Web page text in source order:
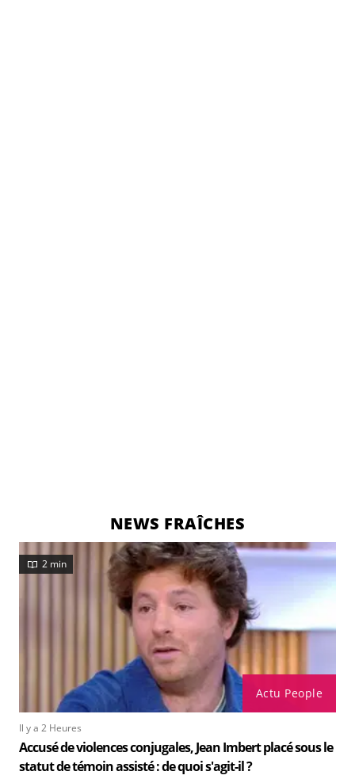
NEWS FRAÎCHES
Actu People
2 min
Il y a 2 Heures
Accusé de violences conjugales, Jean Imbert placé sous le
statut de témoin assisté : de quoi s'agit-il ?